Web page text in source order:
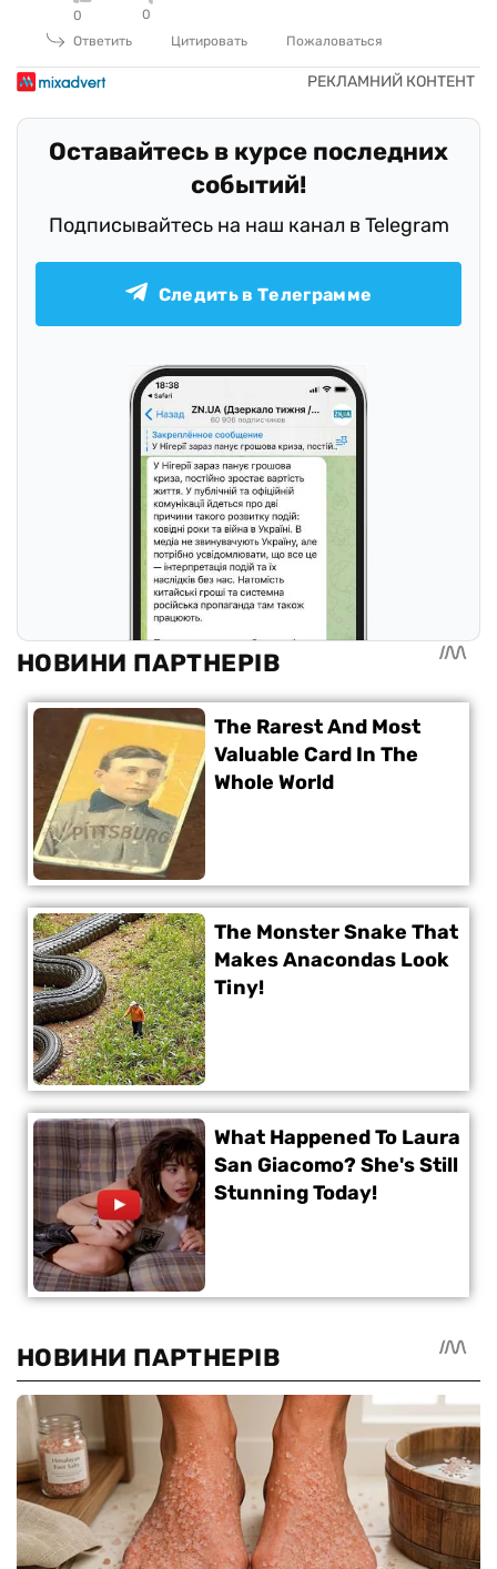
0
0
Ответить
Цитировать Пожаловаться
Оставайтесь в курсе последних
событий!
Подписывайтесь на наш канал в Telegram
Следить в Телеграмме